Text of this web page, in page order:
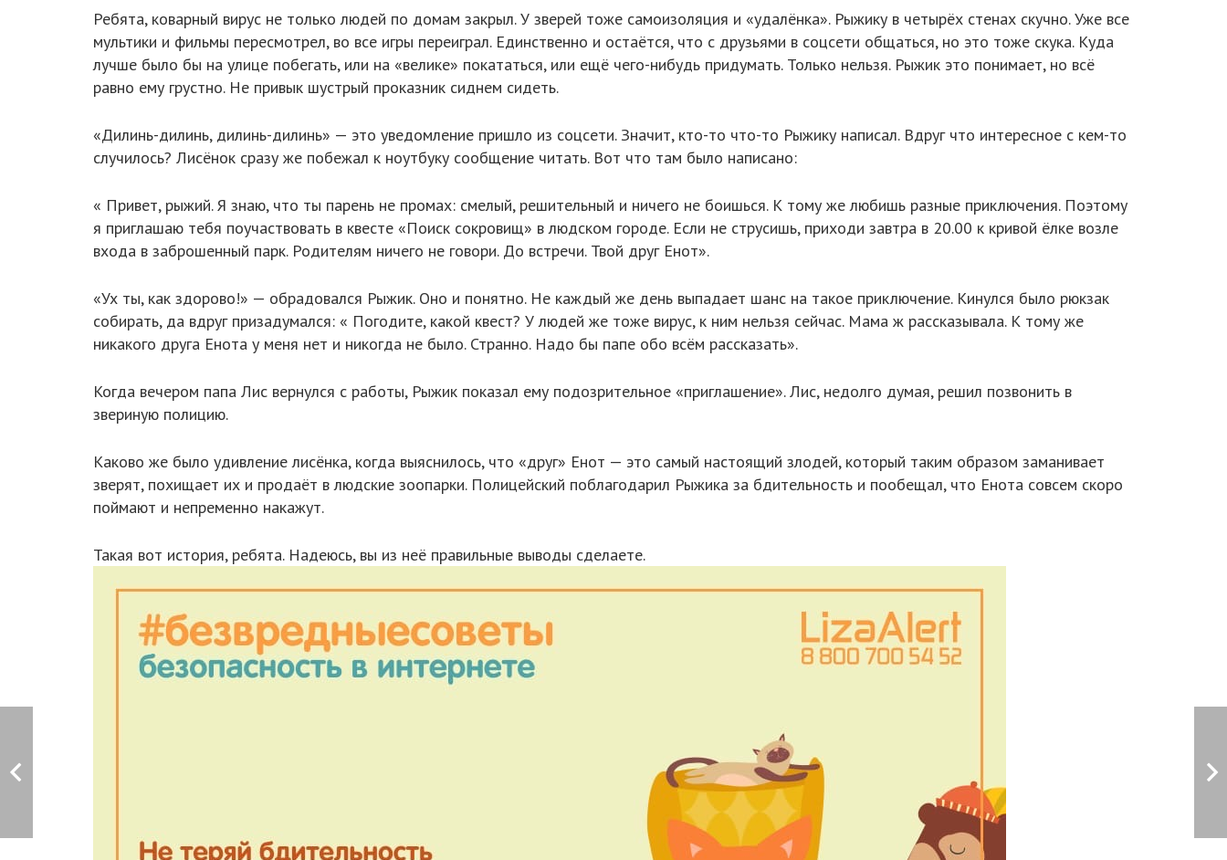
Ребята, коварный вирус не только людей по домам закрыл. У зверей тоже самоизоляция и «удалёнка». Рыжику в четырёх стенах скучно. Уже все
мультики и фильмы пересмотрел, во все игры переиграл. Единственно и остаётся, что с друзьями в соцсети общаться, но это тоже скука. Куда
лучше было бы на улице побегать, или на «велике» покататься, или ещё чего-нибудь придумать. Только нельзя. Рыжик это понимает, но всё
равно ему грустно. Не привык шустрый проказник сиднем сидеть.
«Дилинь-дилинь, дилинь-дилинь» — это уведомление пришло из соцсети. Значит, кто-то что-то Рыжику написал. Вдруг что интересное с кем-то
случилось? Лисёнок сразу же побежал к ноутбуку сообщение читать. Вот что там было написано:
« Привет, рыжий. Я знаю, что ты парень не промах: смелый, решительный и ничего не боишься. К тому же любишь разные приключения. Поэтому
я приглашаю тебя поучаствовать в квесте «Поиск сокровищ» в людском городе. Если не струсишь, приходи завтра в 20.00 к кривой ёлке возле
входа в заброшенный парк. Родителям ничего не говори. До встречи. Твой друг Енот».
«Ух ты, как здорово!» — обрадовался Рыжик. Оно и понятно. Не каждый же день выпадает шанс на такое приключение. Кинулся было рюкзак
собирать, да вдруг призадумался: « Погодите, какой квест? У людей же тоже вирус, к ним нельзя сейчас. Мама ж рассказывала. К тому же
никакого друга Енота у меня нет и никогда не было. Странно. Надо бы папе обо всём рассказать».
Когда вечером папа Лис вернулся с работы, Рыжик показал ему подозрительное «приглашение». Лис, недолго думая, решил позвонить в
звериную полицию.
Каково же было удивление лисёнка, когда выяснилось, что «друг» Енот — это самый настоящий злодей, который таким образом заманивает
зверят, похищает их и продаёт в людские зоопарки. Полицейский поблагодарил Рыжика за бдительность и пообещал, что Енота совсем скоро
поймают и непременно накажут.
Такая вот история, ребята. Надеюсь, вы из неё правильные выводы сделаете.